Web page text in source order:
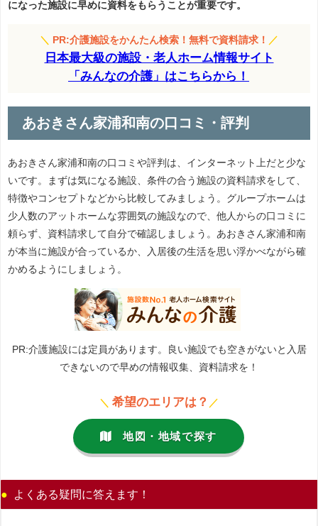
になった施設に早めに資料をもらうことが重要です。
＼ PR:介護施設をかんたん検索！無料で資料請求！ ／
日本最大級の施設・老人ホーム情報サイト
「みんなの介護」はこちらから！
あおきさん家浦和南の口コミ・評判
あおきさん家浦和南の口コミや評判は、インターネット上だと少な
いです。まずは気になる施設、条件の合う施設の資料請求をして、
特徴やコンセプトなどから比較してみましょう。グループホームは
少人数のアットホームな雰囲気の施設なので、他人からの口コミに
頼らず、資料請求して自分で確認しましょう。あおきさん家浦和南
が本当に施設が合っているか、入居後の生活を思い浮かべながら確
かめるようにしましょう。
PR:介護施設には定員があります。良い施設でも空きがないと入居
できないので早めの情報収集、資料請求を！
＼ 希望のエリアは？ ／
地図・地域で探す
よくある疑問に答えます！